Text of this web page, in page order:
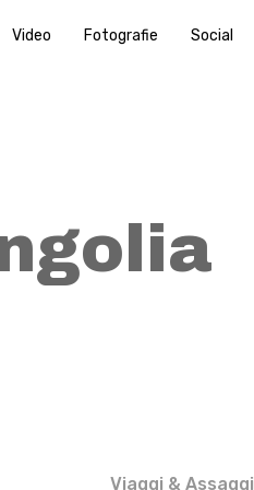
Video Fotografie Social
Viaggi & Assaggi